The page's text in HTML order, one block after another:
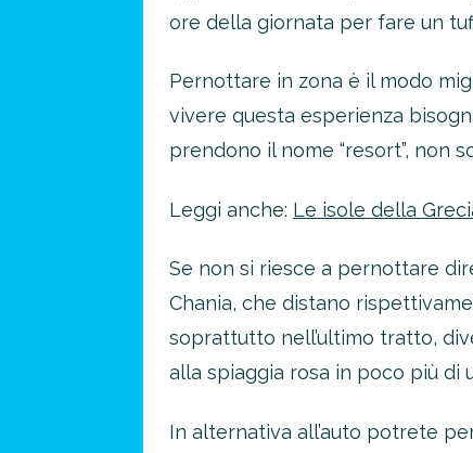
ore della giornata per fare un
Pernottare in zona è il modo
vivere questa esperienza
prendono il nome “resort”, non
Leggi anche: Le isole della
Se non si riesce a pernottare
Chania, che distano
soprattutto nell’ultimo tratto,
alla spiaggia rosa in poco più di
In alternativa all’auto potrete